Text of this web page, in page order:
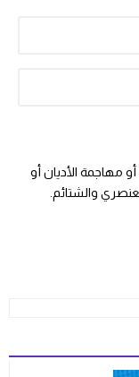
مهاجمة الأديان أو
والشتائم.